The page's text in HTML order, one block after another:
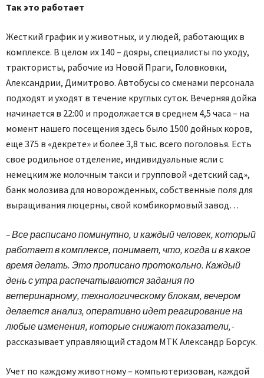
Так это работает
Жесткий график и у животных, и у людей, работающих в
комплексе. В целом их 140 – дояры, специалисты по уходу,
трактористы, рабочие из Новой Праги, Головковки,
Александрии, Димитрово. Автобусы со сменами персонала
подходят и уходят в течение круглых суток. Вечерняя дойка
начинается в 22:00 и продолжается в среднем 4,5 часа – на
момент нашего посещения здесь было 1500 дойных коров,
еще 375 в «декрете» и более 3,8 тыс. всего поголовья. Есть
свое родильное отделение, индивидуальные ясли с
немецким же молочным такси и групповой «детский сад»,
банк молозива для новорожденных, собственные поля для
выращивания люцерны, свой комбикормовый завод…
– Все расписано поминутно, и каждый человек, который
работает в комплексе, понимает, что, когда и в какое
время делать. Это прописано протокольно. Каждый
день с утра распечатываются задания по
ветеринарному, технологическому блокам, вечером
делается анализ, оперативно идет реагирование на
любые изменения, которые снижают показатели, -
рассказывает управляющий стадом МТК Александр Борсук.
Учет по каждому животному – компьютеризован, каждой